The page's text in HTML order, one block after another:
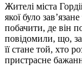
Жителі міста
якої було
побачити, де він
повідомили, що,
її стане той, хто
пристрасне